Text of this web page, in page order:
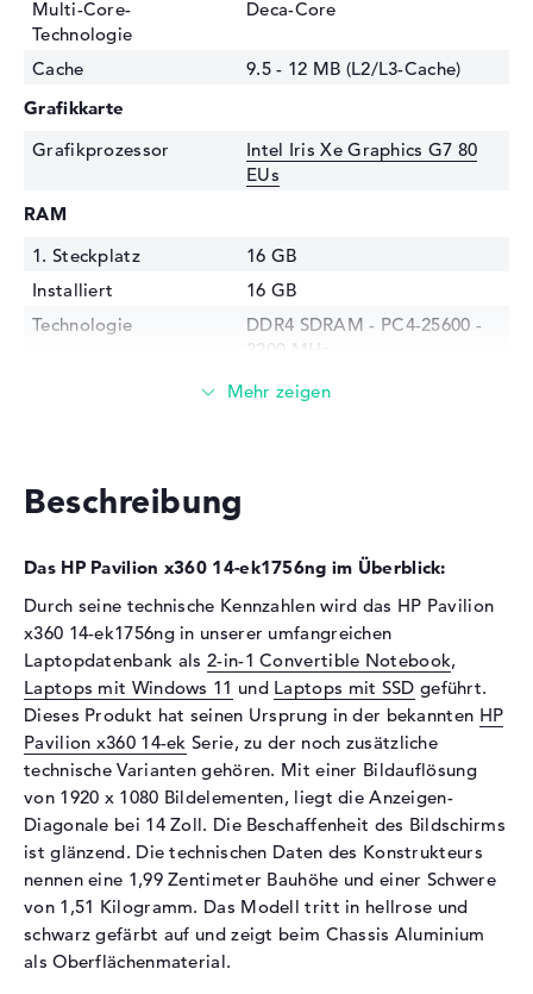
Multi-Core-
Technologie
Deca-Core
Cache
9.5 - 12 MB (L2/L3-Cache)
Grafikkarte
Grafikprozessor
Intel Iris Xe Graphics G7 80
EUs
RAM
1. Steckplatz
16 GB
Installiert
16 GB
Technologie
DDR4 SDRAM - PC4-25600 -
3200 MHz
Optische Speicher
Display-Typ
14" TFT
Max. Auflösung
1920 x 1080
Auflösungstyp
Full-HD
Besonderheiten
Multi-Touchscreen, glänzend,
LED-Hintergrundbeleuchtung,
IPS Panel
Kartenleser
Unterstützte Flash-
Speicherkarten
microSD
Audio
Soundkarte
Beschreibung
Das HP Pavilion x360 14-ek1756ng im Überblick:
Durch seine technische Kennzahlen wird das HP Pavilion
x360 14-ek1756ng in unserer umfangreichen
Laptopdatenbank als2-in-1 Convertible Notebook,
Laptops mit Windows 11 und Laptops mit SSD geführt.
Dieses Produkt hat seinen Ursprung in der bekannten HP
Pavilion x360 14-ek Serie, zu der noch zusätzliche
technische Varianten gehören. Mit einer Bildauflösung
von 1920 x 1080 Bildelementen, liegt die Anzeigen-
Diagonale bei 14 Zoll. Die Beschaffenheit des Bildschirms
ist glänzend. Die technischen Daten des Konstrukteurs
nennen eine 1,99 Zentimeter Bauhöhe und einer Schwere
von 1,51 Kilogramm. Das Modell tritt in hellrose und
schwarz gefärbt auf und zeigt beim Chassis Aluminium
als Oberflächenmaterial.